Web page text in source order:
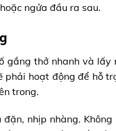
ngửa đầu ra sau.
gắng thở nhanh và
phải hoạt động để hỗ
trong.
nhịp nhàng.